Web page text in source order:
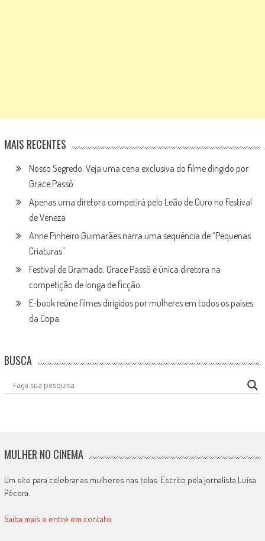
MAIS RECENTES
Nosso Segredo: Veja uma cena exclusiva do filme dirigido por
Grace Passô
Apenas uma diretora competirá pelo Leão de Ouro no Festival
de Veneza
Anne Pinheiro Guimarães narra uma sequência de “Pequenas
Criaturas”
Festival de Gramado: Grace Passô é única diretora na
competição de longa de ficção
E-book reúne filmes dirigidos por mulheres em todos os países
da Copa
BUSCA
MULHER NO CINEMA
Um site para celebrar as mulheres nas telas. Escrito pela jornalista Luísa
Pécora.
Saiba mais e entre em contato